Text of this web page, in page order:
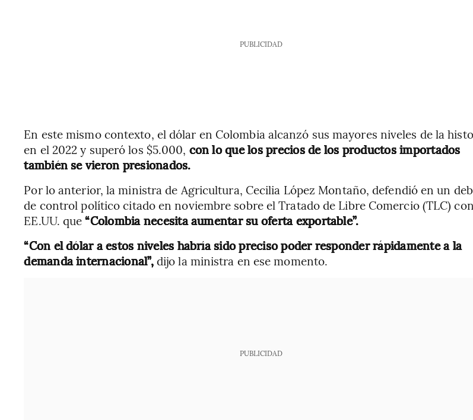
PUBLICIDAD
En este mismo contexto, el dólar en Colombia alcanzó sus mayores niveles de la
en el 2022 y superó los $5.000, con lo que los precios de los productos importados
también se vieron presionados.
Por lo anterior, la ministra de Agricultura, Cecilia López Montaño, defendió en un
de control político citado en noviembre sobre el Tratado de Libre Comercio (TLC) con
EE.UU. que“Colombia necesita aumentar su oferta exportable”.
“Con el dólar a estos niveles habría sido preciso poder responder rápidamente a la
demanda internacional”,dijo la ministra en ese momento.
PUBLICIDAD